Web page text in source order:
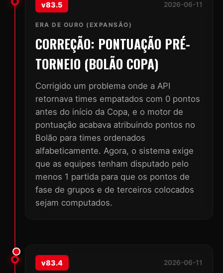
v83.5 2026-06-11
ERA DE OURO (EXPANSÃO)
CORREÇÃO: PONTUAÇÃO PRÉ-
TORNEIO (BOLÃO COPA)
Corrigido um problema onde a API
retornava times empatados com 0 pontos
antes do início da Copa, e o motor de
pontuação acabava atribuindo pontos no
Bolão para times ordenados
alfabeticamente. Agora, o sistema exige
que as equipes tenham disputado pelo
menos 1 partida para que os pontos de
fase de grupos e de terceiros colocados
sejam computados.
v83.4 2026-06-11